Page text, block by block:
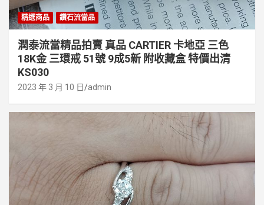
精選商品 鑽石流當品
潤泰流當精品拍賣 真品 CARTIER 卡地亞 三色
18K金 三環戒 51號 9成5新 附收藏盒 特價出清
KS030
2023 年 3 月 10 日 admin